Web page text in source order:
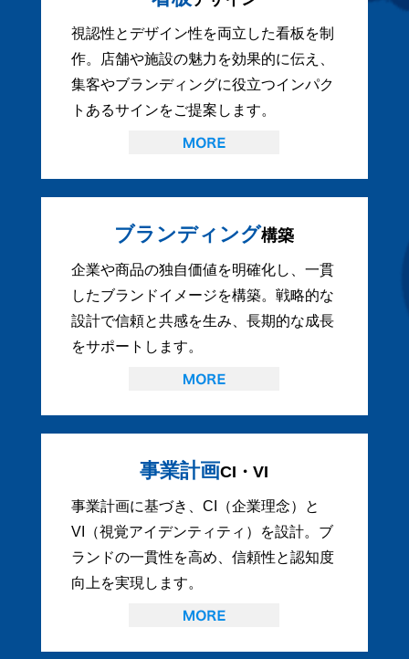
視認性とデザイン性を両立した看板を制
作。店舗や施設の魅力を効果的に伝え、
集客やブランディングに役立つインパク
トあるサインをご提案します。
ブランディング構築
企業や商品の独自価値を明確化し、一貫
したブランドイメージを構築。戦略的な
設計で信頼と共感を生み、長期的な成長
をサポートします。
事業計画CI・VI
事業計画に基づき、CI（企業理念）と
VI（視覚アイデンティティ）を設計。ブ
ランドの一貫性を高め、信頼性と認知度
向上を実現します。